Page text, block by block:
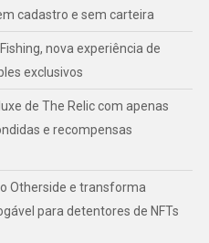
cadastro e sem carteira
nova experiência de
exclusivos
de The Relic com apenas
e recompensas
Otherside e transforma
para detentores de NFTs